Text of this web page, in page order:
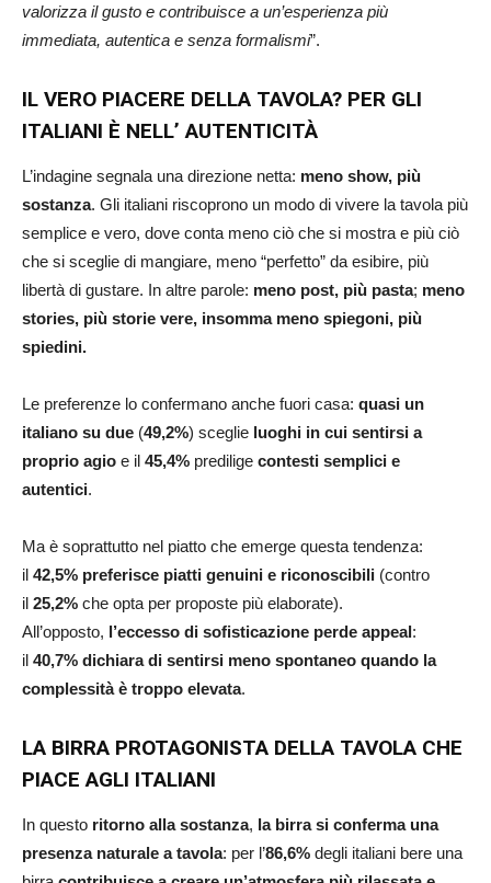
valorizza il gusto e contribuisce a un’esperienza più
immediata, autentica e senza formalismi”.
IL VERO PIACERE DELLA TAVOLA? PER GLI
ITALIANI È NELL’ AUTENTICITÀ
L’indagine segnala una direzione netta: meno show, più
sostanza. Gli italiani riscoprono un modo di vivere la tavola più
semplice e vero, dove conta meno ciò che si mostra e più ciò
che si sceglie di mangiare, meno “perfetto” da esibire, più
libertà di gustare. In altre parole: meno post, più pasta; meno
stories, più storie vere, insomma meno spiegoni, più
spiedini.
Le preferenze lo confermano anche fuori casa: quasi un
italiano su due (49,2%) sceglie luoghi in cui sentirsi a
proprio agio e il 45,4% predilige contesti semplici e
autentici.
Ma è soprattutto nel piatto che emerge questa tendenza:
il 42,5% preferisce piatti genuini e riconoscibili (contro
il 25,2% che opta per proposte più elaborate).
All’opposto, l’eccesso di sofisticazione perde appeal:
il 40,7% dichiara di sentirsi meno spontaneo quando la
complessità è troppo elevata.
LA BIRRA PROTAGONISTA DELLA TAVOLA CHE
PIACE AGLI ITALIANI
In questo ritorno alla sostanza, la birra si conferma una
presenza naturale a tavola: per l’86,6% degli italiani bere una